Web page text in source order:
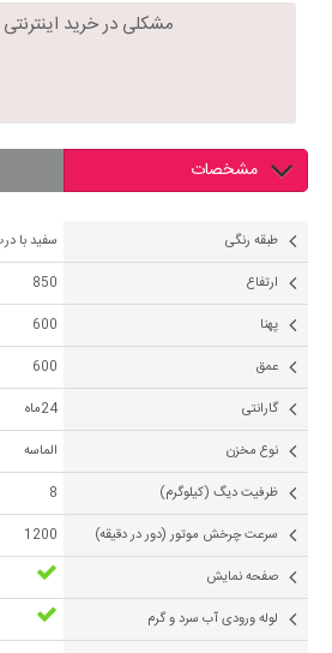
مشکلی در خرید
مشخصات
طبقه رنگی
سفید با
ارتفاع
850
پهنا
600
عمق
600
گارانتی
24ماه
نوع مخزن
الماسه
ظرفیت دیگ (کیلوگرم)
8
سرعت چرخش موتور (دور در دقیقه)
1200
صفحه نمایش
لوله ورودی آب سرد و گرم